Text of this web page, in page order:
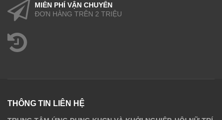
MIỄN PHÍ VẬN CHUYỂN
ĐƠN HÀNG TRÊN 2 TRIỆU
THÔNG TIN LIÊN HỆ